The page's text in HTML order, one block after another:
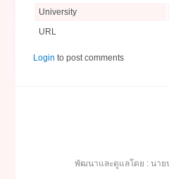
University
URL
Login to post comments
พัฒนาและดูแลโดย : นาย